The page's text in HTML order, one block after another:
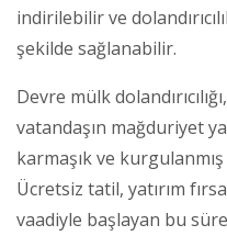
indirilebilir ve
şekilde sağlanabilir.
Devre mülk
vatandaşın mağduriyet
karmaşık ve
Ücretsiz tatil, yatırım
vaadiyle başlayan bu